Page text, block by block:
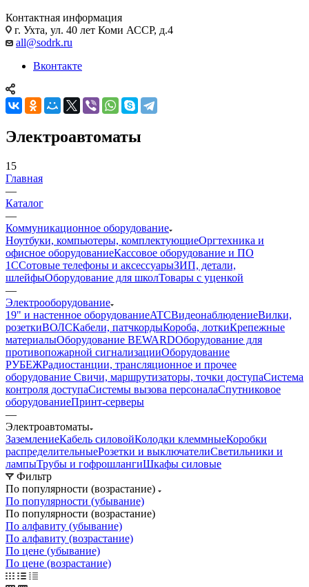
Контактная информация
г. Ухта, ул. 40 лет Коми АССР, д.4
all@sodrk.ru
Вконтакте
Электроавтоматы
15
Главная
—
Каталог
—
Коммуникационное оборудование
Ноутбуки, компьютеры, комплектующиеОргтехника и
офисное оборудованиеКассовое оборудование и ПО
1ССотовые телефоны и аксессуарыЗИП, детали,
шлейфыОборудование для школТовары с уценкой
—
Электрооборудование
19" и настенное оборудованиеATCВидеонаблюдениеВилки,
розеткиВОЛСКабели, патчкордыКороба, лоткиКрепежные
материалыОборудование BEWARDОборудование для
противопожарной сигнализацииОборудование
РУБЕЖРадиостанции, трансляционное и прочее
оборудование Свичи, маршрутизаторы, точки доступаСистема
контроля доступаСистемы вызова персоналаСпутниковое
оборудованиеПринт-серверы
—
Электроавтоматы
ЗаземлениеКабель силовойКолодки клеммныеКоробки
распределительныеРозетки и выключателиСветильники и
лампыТрубы и гофрошлангиШкафы силовые
Фильтр
По популярности (возрастание)
По популярности (убывание)
По популярности (возрастание)
По алфавиту (убывание)
По алфавиту (возрастание)
По цене (убывание)
По цене (возрастание)